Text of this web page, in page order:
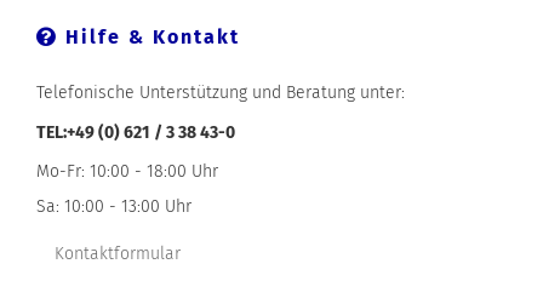
Hilfe & Kontakt
Telefonische Unterstützung und Beratung unter:
TEL:+49 (0) 621 / 3 38 43-0
Mo-Fr: 10:00 - 18:00 Uhr
Sa: 10:00 - 13:00 Uhr
Kontaktformular